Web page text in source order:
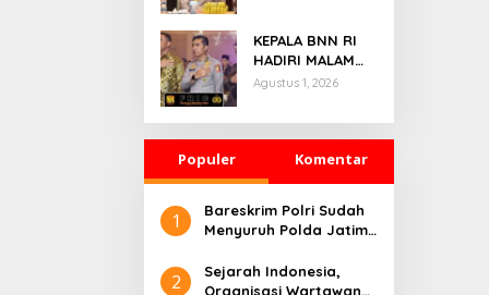
Puluhan Insan
Media
KEPALA BNN RI
HADIRI MALAM
PENGANUGERAHAN
Agustus 1, 2026
Populer Komentar
1
Bareskrim Polri Sudah
Menyuruh Polda Jatim,
Tersangka Ekstasi Di
Bebaskan
2
Sejarah Indonesia,
Organisasi Wartawan